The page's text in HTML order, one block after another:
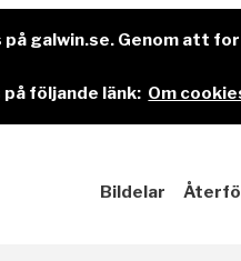
på galwin.se. Genom att
följande länk: Om
Bildelar